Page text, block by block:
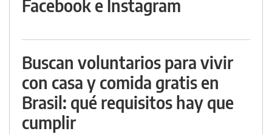
Facebook e Instagram
Buscan voluntarios para vivir
con casa y comida gratis en
Brasil: qué requisitos hay que
cumplir